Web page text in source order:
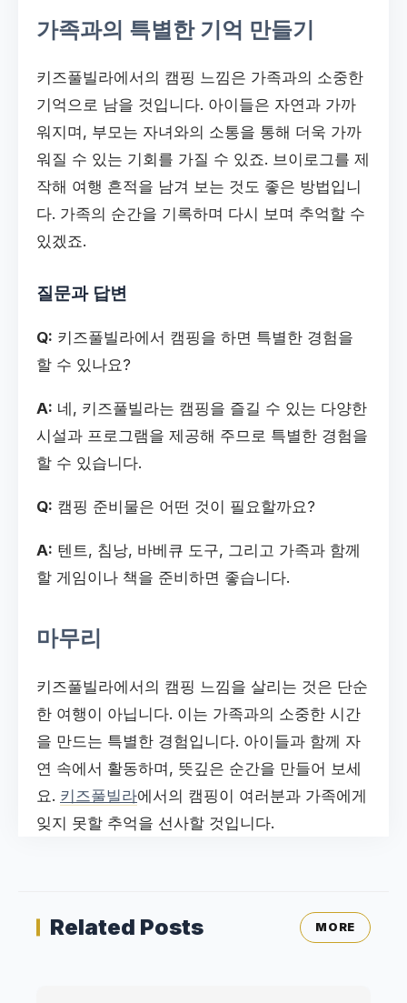
가족과의 특별한 기억 만들기
키즈풀빌라에서의 캠핑 느낌은 가족과의 소중한
기억으로 남을 것입니다. 아이들은 자연과 가까
워지며, 부모는 자녀와의 소통을 통해 더욱 가까
워질 수 있는 기회를 가질 수 있죠. 브이로그를 제
작해 여행 흔적을 남겨 보는 것도 좋은 방법입니
다. 가족의 순간을 기록하며 다시 보며 추억할 수
있겠죠.
질문과 답변
Q: 키즈풀빌라에서 캠핑을 하면 특별한 경험을
할 수 있나요?
A: 네, 키즈풀빌라는 캠핑을 즐길 수 있는 다양한
시설과 프로그램을 제공해 주므로 특별한 경험을
할 수 있습니다.
Q: 캠핑 준비물은 어떤 것이 필요할까요?
A: 텐트, 침낭, 바베큐 도구, 그리고 가족과 함께
할 게임이나 책을 준비하면 좋습니다.
마무리
키즈풀빌라에서의 캠핑 느낌을 살리는 것은 단순
한 여행이 아닙니다. 이는 가족과의 소중한 시간
을 만드는 특별한 경험입니다. 아이들과 함께 자
연 속에서 활동하며, 뜻깊은 순간을 만들어 보세
요. 키즈풀빌라에서의 캠핑이 여러분과 가족에게
잊지 못할 추억을 선사할 것입니다.
Related Posts MORE